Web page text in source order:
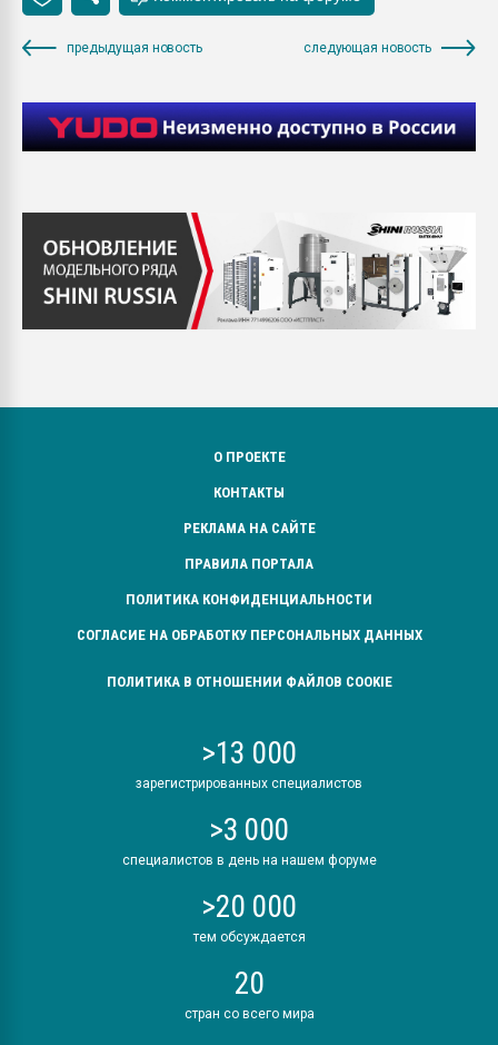
предыдущая новость следующая новость
О ПРОЕКТЕ
КОНТАКТЫ
РЕКЛАМА НА САЙТЕ
ПРАВИЛА ПОРТАЛА
ПОЛИТИКА КОНФИДЕНЦИАЛЬНОСТИ
СОГЛАСИЕ НА ОБРАБОТКУ ПЕРСОНАЛЬНЫХ ДАННЫХ
ПОЛИТИКА В ОТНОШЕНИИ ФАЙЛОВ COOKIE
>13 000
зарегистрированных специалистов
>3 000
специалистов в день на нашем форуме
>20 000
тем обсуждается
20
стран со всего мира